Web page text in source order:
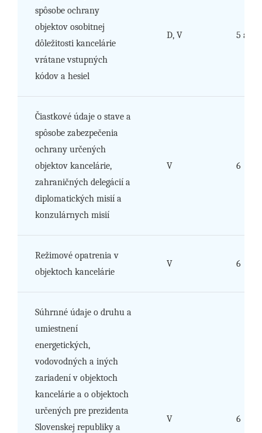
spôsobe ochrany
objektov osobitnej
dôležitosti kancelárie
vrátane vstupných
kódov a hesiel
D, V 5 a 6
Čiastkové údaje o stave a
spôsobe zabezpečenia
ochrany určených
objektov kancelárie,
zahraničných delegácií a
diplomatických misií a
konzulárnych misií
V 6
Režimové opatrenia v
objektoch kancelárie
V 6
Súhrnné údaje o druhu a
umiestnení
energetických,
vodovodných a iných
zariadení v objektoch
kancelárie a o objektoch
určených pre prezidenta
Slovenskej republiky a
V 6